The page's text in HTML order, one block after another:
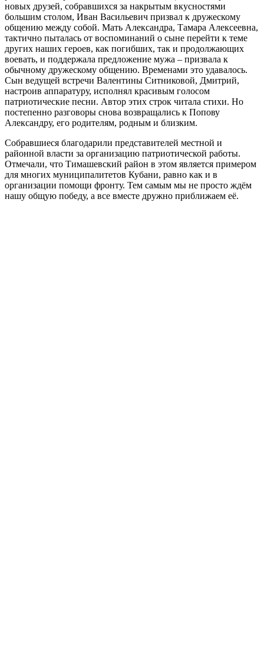
новых друзей, собравшихся за накрытым вкусностями
большим столом, Иван Васильевич призвал к дружескому
общению между собой. Мать Александра, Тамара Алексеевна,
тактично пыталась от воспоминаний о сыне перейти к теме
других наших героев, как погибших, так и продолжающих
воевать, и поддержала предложение мужа – призвала к
обычному дружескому общению. Временами это удавалось.
Сын ведущей встречи Валентины Ситниковой, Дмитрий,
настроив аппаратуру, исполнял красивым голосом
патриотические песни. Автор этих строк читала стихи. Но
постепенно разговоры снова возвращались к Попову
Александру, его родителям, родным и близким.
Собравшиеся благодарили представителей местной и
районной власти за организацию патриотической работы.
Отмечали, что Тимашевский район в этом является примером
для многих муниципалитетов Кубани, равно как и в
организации помощи фронту. Тем самым мы не просто ждём
нашу общую победу, а все вместе дружно приближаем её.